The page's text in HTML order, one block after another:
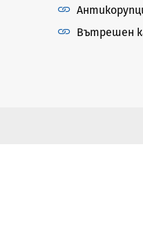
Вътрешен